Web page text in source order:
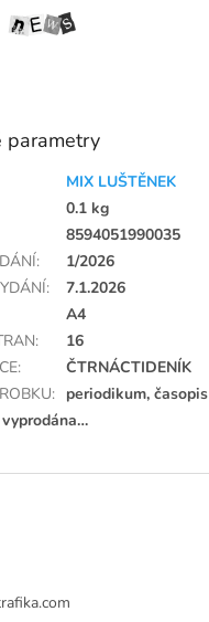
parametry
MIX LUŠTĚNEK
0.1 kg
8594051990035
:
1/2026
:
7.1.2026
A4
:
16
:
ČTRNÁCTIDENÍK
: periodikum, časopis